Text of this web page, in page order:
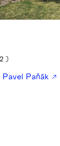
❫
Pavel Paňák